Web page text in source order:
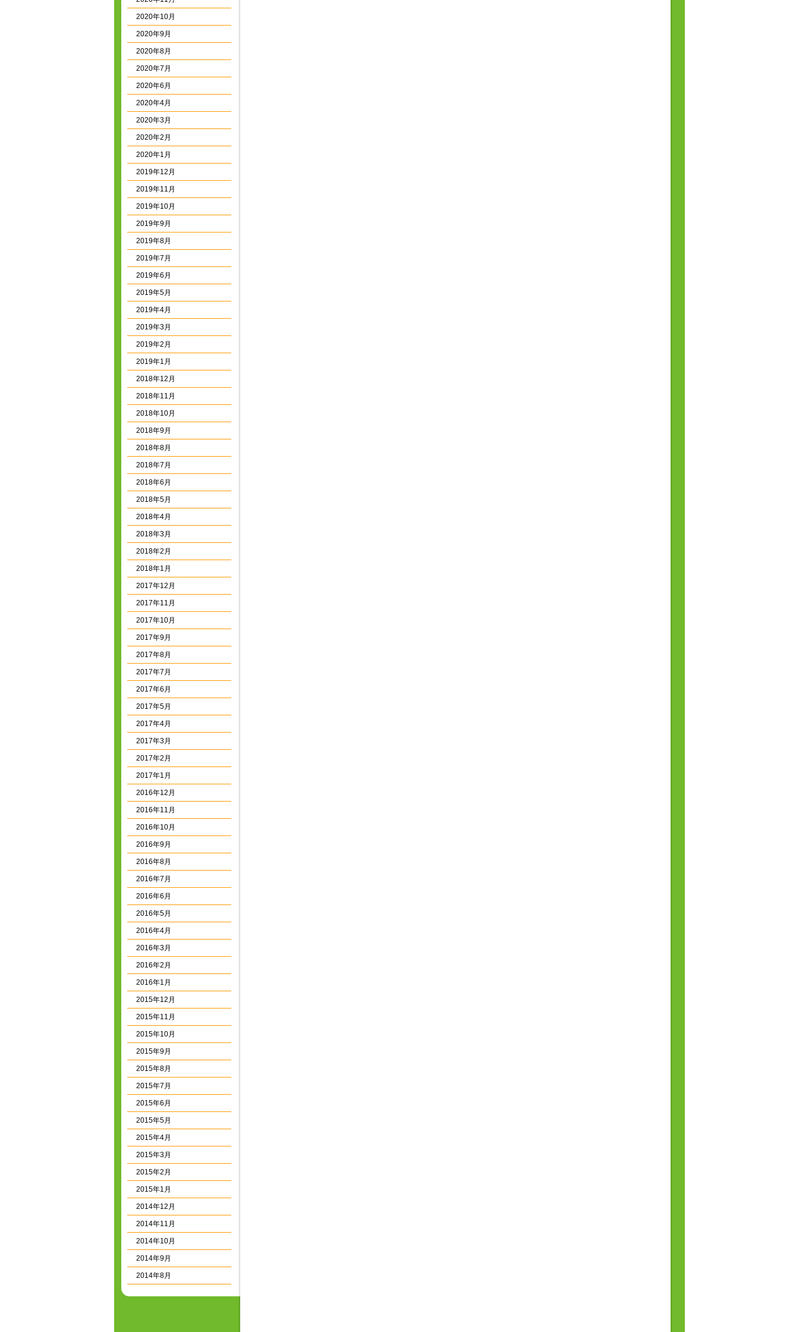
2020年10月
2020年9月
2020年8月
2020年7月
2020年6月
2020年4月
2020年3月
2020年2月
2020年1月
2019年12月
2019年11月
2019年10月
2019年9月
2019年8月
2019年7月
2019年6月
2019年5月
2019年4月
2019年3月
2019年2月
2019年1月
2018年12月
2018年11月
2018年10月
2018年9月
2018年8月
2018年7月
2018年6月
2018年5月
2018年4月
2018年3月
2018年2月
2018年1月
2017年12月
2017年11月
2017年10月
2017年9月
2017年8月
2017年7月
2017年6月
2017年5月
2017年4月
2017年3月
2017年2月
2017年1月
2016年12月
2016年11月
2016年10月
2016年9月
2016年8月
2016年7月
2016年6月
2016年5月
2016年4月
2016年3月
2016年2月
2016年1月
2015年12月
2015年11月
2015年10月
2015年9月
2015年8月
2015年7月
2015年6月
2015年5月
2015年4月
2015年3月
2015年2月
2015年1月
2014年12月
2014年11月
2014年10月
2014年9月
2014年8月